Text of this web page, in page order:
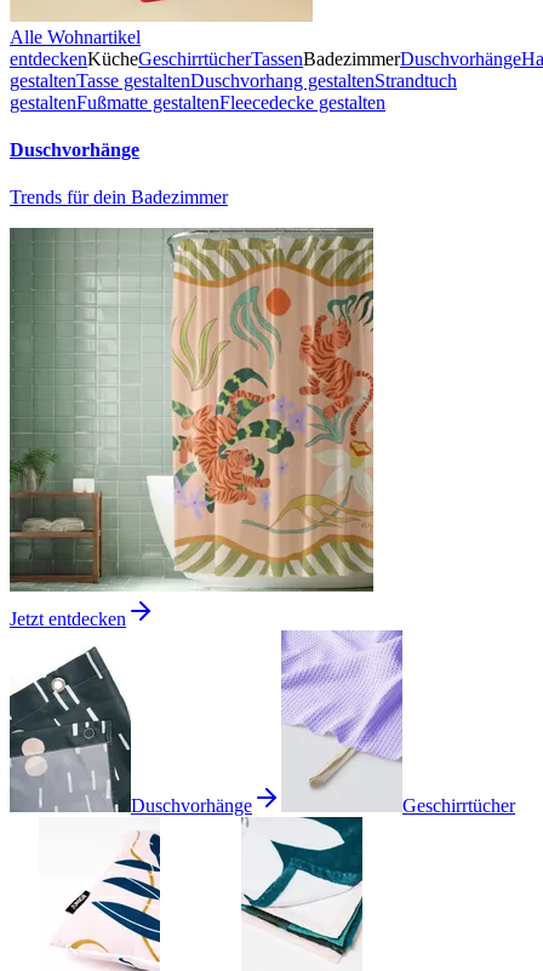
Alle Wohnartikel
entdeckenKücheGeschirrtücherTassenBadezimmerDuschvorhänge
gestaltenTasse gestaltenDuschvorhang gestaltenStrandtuch
gestaltenFußmatte gestaltenFleecedecke gestalten
Duschvorhänge
Trends für dein Badezimmer
Jetzt entdecken
Duschvorhänge Geschirrtücher